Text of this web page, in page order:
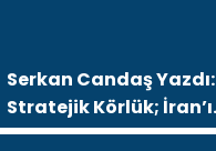
Serkan Candaş Yazdı:
Stratejik Körlük; İran’ı
“Arap Baharı”